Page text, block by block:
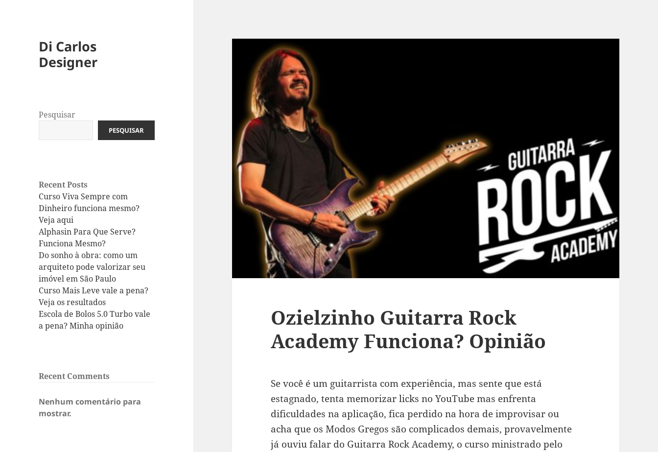
Di Carlos
Designer
Pesquisar
PESQUISAR
Recent Posts
Curso Viva Sempre com
Dinheiro funciona mesmo?
Veja aqui
Alphasin Para Que Serve?
Funciona Mesmo?
Do sonho à obra: como um
arquiteto pode valorizar seu
imóvel em São Paulo
Curso Mais Leve vale a pena?
Veja os resultados
Escola de Bolos 5.0 Turbo vale
a pena? Minha opinião
Recent Comments
Nenhum comentário para
mostrar.
Ozielzinho Guitarra Rock
Academy Funciona? Opinião
Se você é um guitarrista com experiência, mas sente que está
estagnado, tenta memorizar licks no YouTube mas enfrenta
dificuldades na aplicação, fica perdido na hora de improvisar ou
acha que os Modos Gregos são complicados demais, provavelmente
já ouviu falar do Guitarra Rock Academy, o curso ministrado pelo